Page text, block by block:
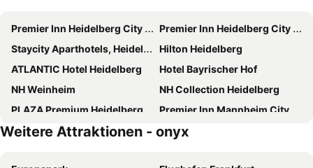
Premier Inn Heidelberg City Centre
Premier Inn Heidelberg City Bahnstadt
Staycity Aparthotels, Heidelberg
Hilton Heidelberg
ATLANTIC Hotel Heidelberg
Hotel Bayrischer Hof
NH Weinheim
NH Collection Heidelberg
PLAZA Premium Heidelberg
Premier Inn Mannheim City Centre
Intercityhotel Heidelberg
Heidelberg Marriott Hotel
Weitere Attraktionen - onyx